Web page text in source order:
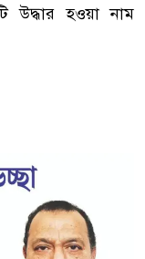
উদ্ধার হওয়া নাম